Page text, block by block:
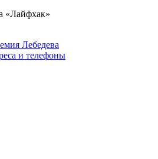
«Лайфхак»
Лебедева
и телефоны